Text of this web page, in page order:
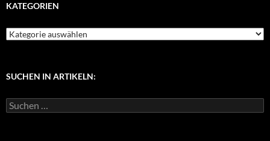
KATEGORIEN
K
g
r
SUCHEN IN ARTIKELN:
S
u